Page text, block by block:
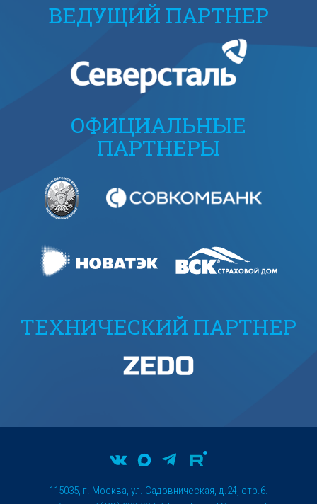
ВЕДУЩИЙ ПАРТНЕР
ОФИЦИАЛЬНЫЕ
ПАРТНЕРЫ
ТЕХНИЧЕСКИЙ ПАРТНЕР
115035, г. Москва, ул. Садовническая, д.24, стр.6.